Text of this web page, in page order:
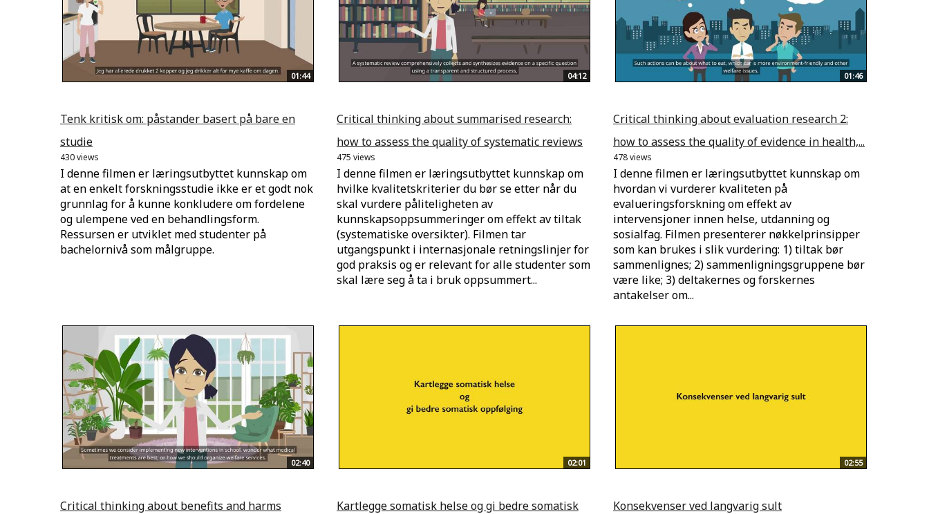
01:44
Tenk kritisk om: påstander basert på bare en
studie
430 views
I denne filmen er læringsutbyttet kunnskap om
at en enkelt forskningsstudie ikke er et godt nok
grunnlag for å kunne konkludere om fordelene
og ulempene ved en behandlingsform.
Ressursen er utviklet med studenter på
bachelornivå som målgruppe.
04:12
Critical thinking about summarised research:
how to assess the quality of systematic reviews
475 views
I denne filmen er læringsutbyttet kunnskap om
hvilke kvalitetskriterier du bør se etter når du
skal vurdere påliteligheten av
kunnskapsoppsummeringer om effekt av tiltak
(systematiske oversikter). Filmen tar
utgangspunkt i internasjonale retningslinjer for
god praksis og er relevant for alle studenter som
skal lære seg å ta i bruk oppsummert...
01:46
Critical thinking about evaluation research 2:
how to assess the quality of evidence in health,...
478 views
I denne filmen er læringsutbyttet kunnskap om
hvordan vi vurderer kvaliteten på
evalueringsforskning om effekt av
intervensjoner innen helse, utdanning og
sosialfag. Filmen presenterer nøkkelprinsipper
som kan brukes i slik vurdering: 1) tiltak bør
sammenlignes; 2) sammenligningsgruppene bør
være like; 3) deltakernes og forskernes
antakelser om...
02:40
Critical thinking about benefits and harms
02:01
Kartlegge somatisk helse og gi bedre somatisk
02:55
Konsekvenser ved langvarig sult